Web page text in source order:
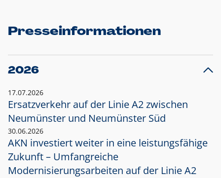
Presseinformationen
2026
17.07.2026
Ersatzverkehr auf der Linie A2 zwischen
Neumünster und Neumünster Süd
30.06.2026
AKN investiert weiter in eine leistungsfähige
Zukunft – Umfangreiche
Modernisierungsarbeiten auf der Linie A2